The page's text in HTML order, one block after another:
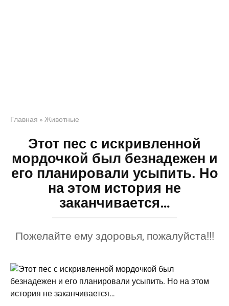
Главная » Животные
Этот пес с искривленной
мордочкой был безнадежен и
его планировали усыпить. Но
на этом история не
заканчивается…
Пожелайте ему здоровья, пожалуйста!!!